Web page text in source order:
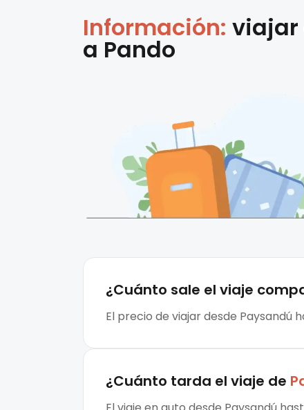
Información: viajar
a Pando
¿Cuánto sale el viaje
El precio de viajar desde Paysandú
¿Cuánto tarda el viaje de